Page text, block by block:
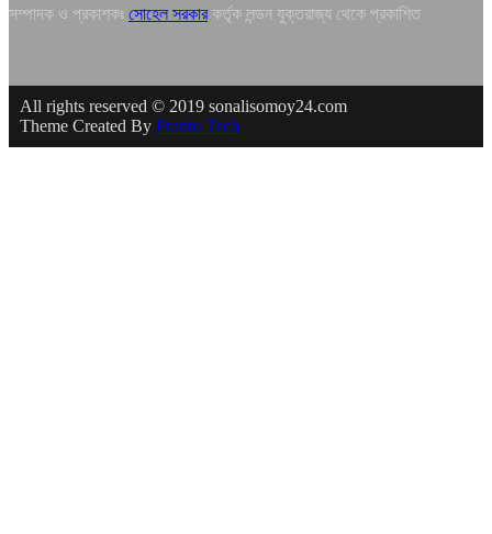
সম্পাদক ও প্রকাশকঃ সোহেল সরকারকর্তৃক লন্ডন যুক্তরাজ্য থেকে প্রকাশিত
All rights reserved © 2019 sonalisomoy24.com
Theme Created By Pranto Tech